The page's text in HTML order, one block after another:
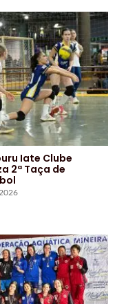
Iate Clube
2ª Taça de